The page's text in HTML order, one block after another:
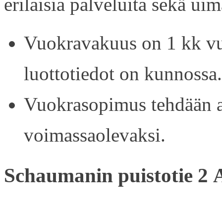
Vuokravakuus on 1 kk
luottotiedot on kunnossa.
Vuokrasopimus tehdään
voimassaolevaksi.
Schaumanin puistotie 2